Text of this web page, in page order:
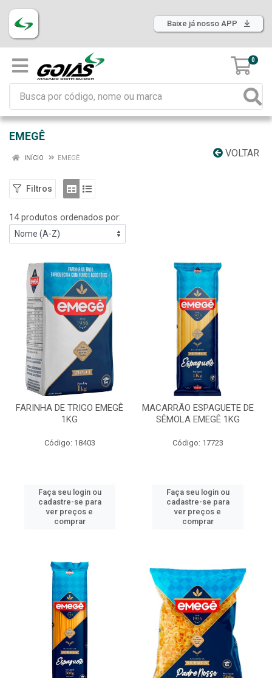
Baixe já nosso APP
0
EMEGÊ
VOLTAR
INÍCIO EMEGÊ
Filtros
14 produtos ordenados por:
FARINHA DE TRIGO EMEGÊ
1KG
Código: 18403
Faça seu login ou
cadastre-se para
ver preços e
comprar
MACARRÃO ESPAGUETE DE
SÊMOLA EMEGÊ 1KG
Código: 17723
Faça seu login ou
cadastre-se para
ver preços e
comprar